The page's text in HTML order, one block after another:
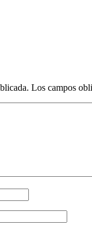
Los campos